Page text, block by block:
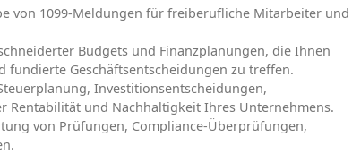
von 1099-Meldungen für freiberufliche Mitarbeiter und
Budgets und Finanzplanungen, die Ihnen
Geschäftsentscheidungen zu treffen.
Investitionsentscheidungen,
Rentabilität und Nachhaltigkeit Ihres Unternehmens.
von Prüfungen, Compliance-Überprüfungen,